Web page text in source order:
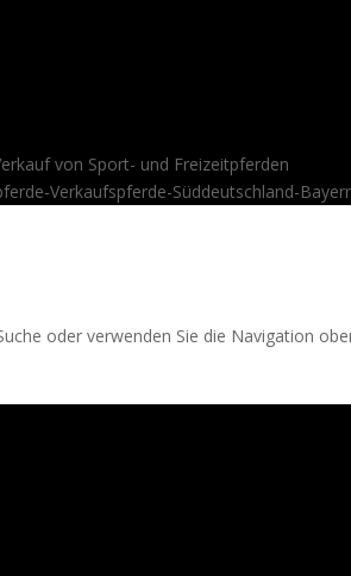
von Sport- und Freizeitpferden
oder verwenden Sie die Navigation